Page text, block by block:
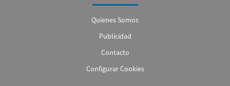
Quienes Somos
Publicidad
Contacto
Configurar Cookies